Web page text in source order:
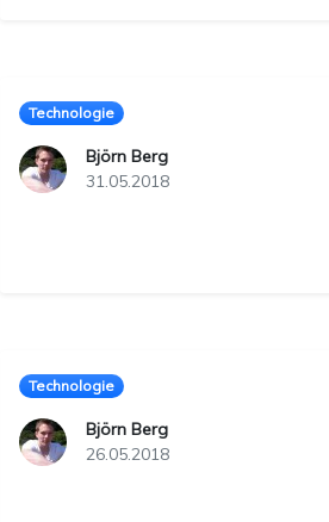
Technologie
Björn Berg
31.05.2018
Technologie
Björn Berg
26.05.2018